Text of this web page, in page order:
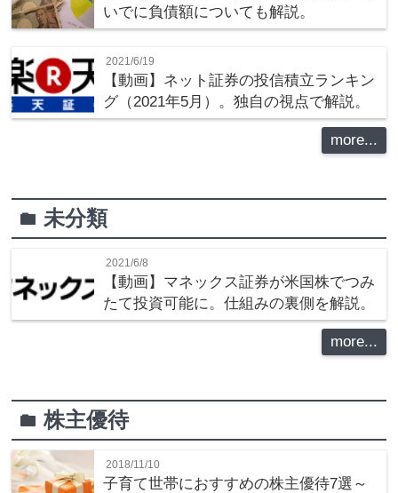
いでに負債額についても解説。
2021/6/19
【動画】ネット証券の投信積立ランキン
グ（2021年5月）。独自の視点で解説。
more...
folder未分類
2021/6/8
【動画】マネックス証券が米国株でつみ
たて投資可能に。仕組みの裏側を解説。
more...
folder株主優待
2018/11/10
子育て世帯におすすめの株主優待7選～